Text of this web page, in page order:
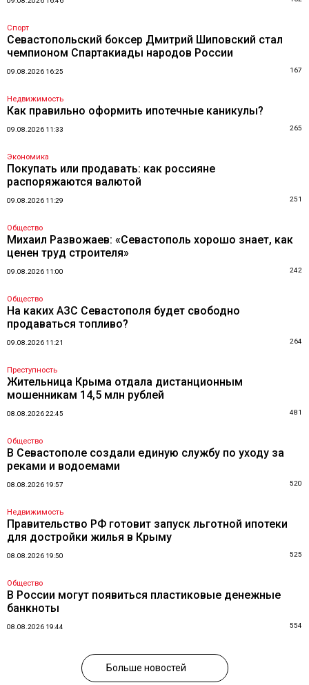
Спорт
Севастопольский боксер Дмитрий Шиповский стал
чемпионом Спартакиады народов России
09.08.2026 16:25 167
Недвижимость
Как правильно оформить ипотечные каникулы?
09.08.2026 11:33 265
Экономика
Покупать или продавать: как россияне
распоряжаются валютой
09.08.2026 11:29 251
Общество
Михаил Развожаев: «Севастополь хорошо знает, как
ценен труд строителя»
09.08.2026 11:00 242
Общество
На каких АЗС Севастополя будет свободно
продаваться топливо?
09.08.2026 11:21 264
Преступность
Жительница Крыма отдала дистанционным
мошенникам 14,5 млн рублей
08.08.2026 22:45 481
Общество
В Севастополе создали единую службу по уходу за
реками и водоемами
08.08.2026 19:57 520
Недвижимость
Правительство РФ готовит запуск льготной ипотеки
для достройки жилья в Крыму
08.08.2026 19:50 525
Общество
В России могут появиться пластиковые денежные
банкноты
08.08.2026 19:44 554
Больше новостей